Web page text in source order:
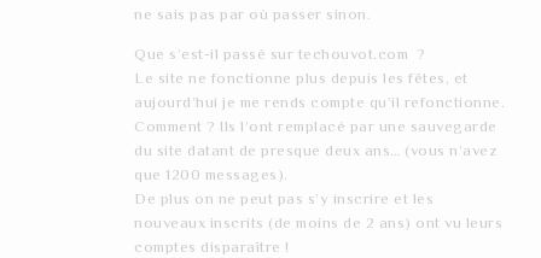
ne sais pas par où passer sinon.
Que s’est-il passé sur techouvot.com ?
Le site ne fonctionne plus depuis les fêtes, et
aujourd’hui je me rends compte qu’il refonctionne.
Comment ? Ils l’ont remplacé par une sauvegarde
du site datant de presque deux ans… (vous n’avez
que 1200 messages).
De plus on ne peut pas s’y inscrire et les
nouveaux inscrits (de moins de 2 ans) ont vu leurs
comptes disparaître !